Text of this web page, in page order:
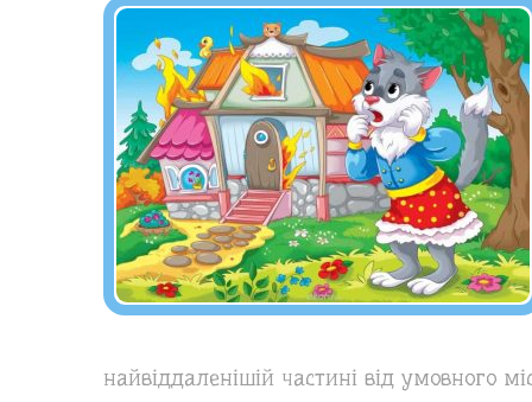
найвіддаленішій частині від умовного